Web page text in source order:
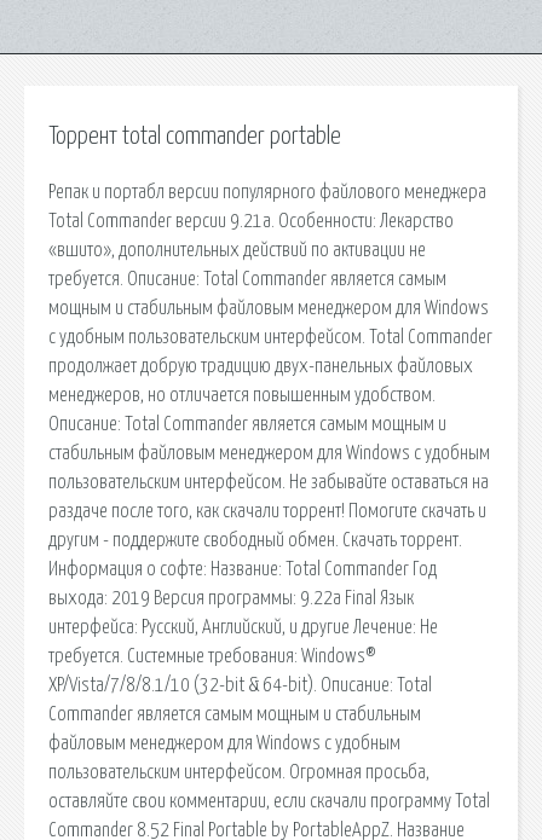
Торрент total commander portable
Репак и портабл версии популярного файлового менеджера
Total Commander версии 9.21a. Особенности: Лекарство
«вшито», дополнительных действий по активации не
требуется. Описание: Total Commander является самым
мощным и стабильным файловым менеджером для Windows
с удобным пользовательским интерфейсом. Total Commander
продолжает добрую традицию двух-панельных файловых
менеджеров, но отличается повышенным удобством.
Описание: Total Commander является самым мощным и
стабильным файловым менеджером для Windows с удобным
пользовательским интерфейсом. Не забывайте оставаться на
раздаче после того, как скачали торрент! Помогите скачать и
другим - поддержите свободный обмен. Скачать торрент.
Информация о софте: Название: Total Commander Год
выхода: 2019 Версия программы: 9.22a Final Язык
интерфейса: Русский, Английский, и другие Лечение: Не
требуется. Системные требования: Windows®
XP/Vista/7/8/8.1/10 (32-bit & 64-bit). Описание: Total
Commander является самым мощным и стабильным
файловым менеджером для Windows с удобным
пользовательским интерфейсом. Огромная просьба,
оставляйте свои комментарии, если скачали программу Total
Commander 8.52 Final Portable by PortableAppZ. Название